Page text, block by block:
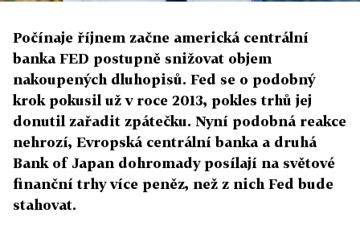
Počínaje říjnem začne americká centrální
banka FED postupně snižovat objem
nakoupených dluhopisů. Fed se o podobný
krok pokusil už v roce 2013, pokles trhů jej
donutil zařadit zpátečku. Nyní podobná reakce
nehrozí, Evropská centrální banka a druhá
Bank of Japan dohromady posílají na světové
finanční trhy více peněz, než z nich Fed bude
stahovat.